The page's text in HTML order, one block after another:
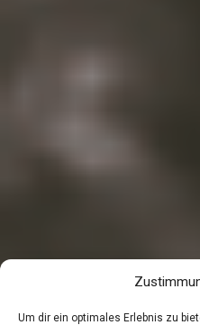
Um dir ein optimales Erlebnis zu